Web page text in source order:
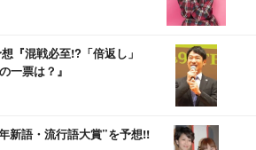
『混戦必至!?「倍返し」
一票は？』
新語・流行語大賞”を予想!!